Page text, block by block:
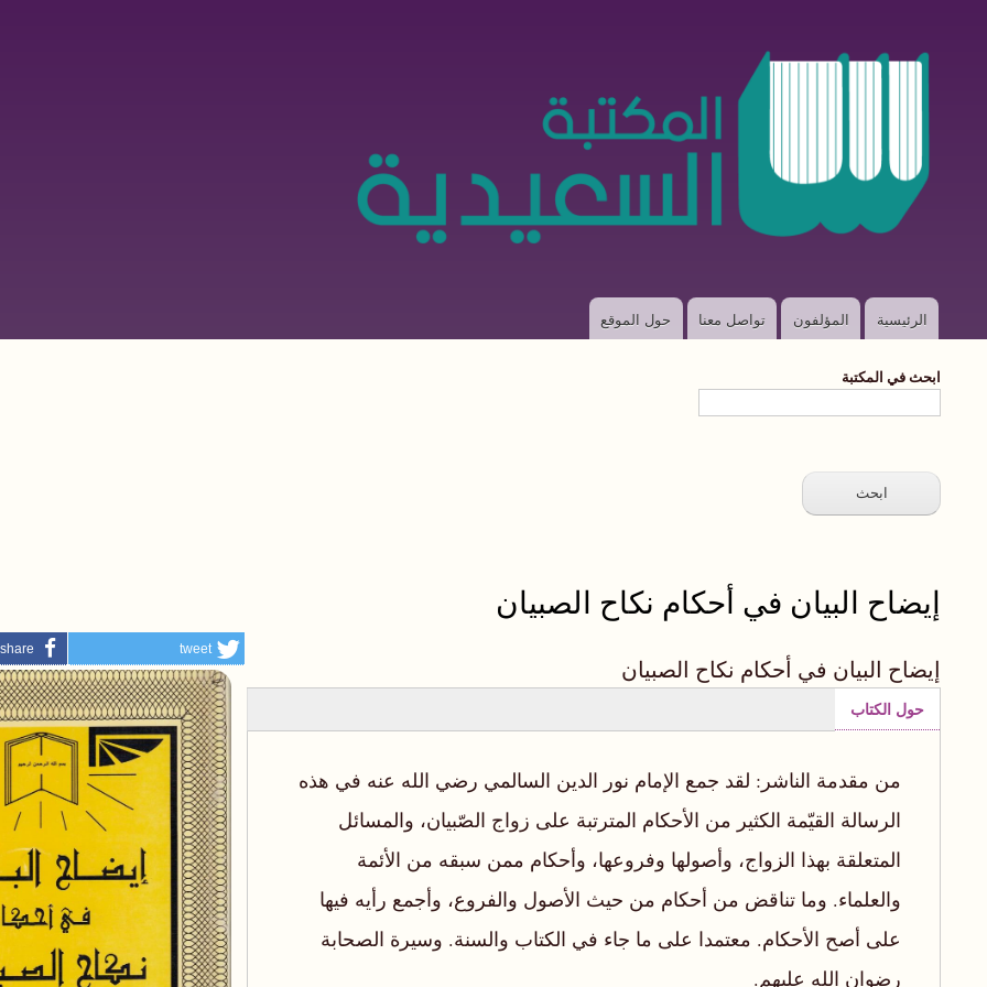
Mainالرئيسية المؤلفون تواصل معنا حول الموقع
ابحث في المكتبة
إيضاح البيان في أحكام نكاح الصبيان
إيضاح البيان في أحكام نكاح الصبيان
حول الكتاب
(علامة
النشطة)
من مقدمة الناشر: لقد جمع الإمام نور الدين السالمي رضي الله عنه في هذه
الرسالة القيّمة الكثير من الأحكام المترتبة على زواج الصّبيان، والمسائل
المتعلقة بهذا الزواج، وأصولها وفروعها، وأحكام ممن سبقه من الأئمة
والعلماء. وما تناقض من أحكام من حيث الأصول والفروع، وأجمع رأيه فيها
على أصح الأحكام. معتمدا على ما جاء في الكتاب والسنة. وسيرة الصحابة
رضوان الله عليهم.
tweet
share